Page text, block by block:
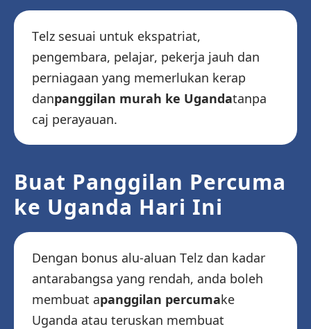
Telz sesuai untuk ekspatriat,
pengembara, pelajar, pekerja jauh dan
perniagaan yang memerlukan kerap
danpanggilan murah ke Ugandatanpa
caj perayauan.
Buat Panggilan Percuma
ke Uganda Hari Ini
Dengan bonus alu-aluan Telz dan kadar
antarabangsa yang rendah, anda boleh
membuat apanggilan percumake
Uganda atau teruskan membuat